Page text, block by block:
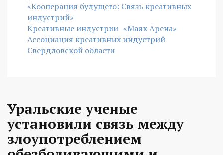
«Кооперация будущего: Связь креативных
индустрий»
Креативные индустрии «Маяк Арена»
Ассоциация креативных индустрий
Свердловской области
Уральские ученые
установили связь между
злоупотреблением